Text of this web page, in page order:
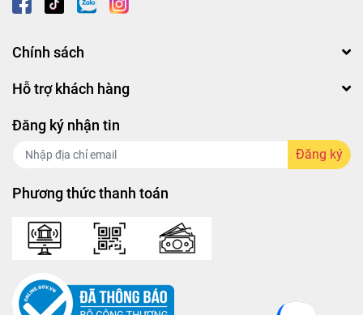
Chính sách
Hỗ trợ khách hàng
Đăng ký nhận tin
Đăng ký
Phương thức thanh toán